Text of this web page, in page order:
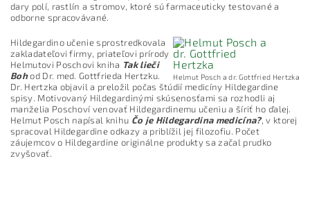
dary polí, rastlín a stromov, ktoré sú farmaceuticky testované a
odborne spracovávané.
Helmut Posch a dr. Gottfried Hertzka
Hildegardino učenie sprostredkovala
zakladateľovi firmy, priateľovi prírody
Helmutovi Poschovi kniha Tak lieči
Bohod Dr. med. Gottfrieda Hertzku.
Dr. Hertzka objavil a preložil počas štúdií medicíny Hildegardine
spisy. Motivovaný Hildegardinými skúsenosťami sa rozhodli aj
manželia Poschoví venovať Hildegardinemu učeniu a šíriť ho ďalej.
Helmut Posch napísal knihu Čo je Hildegardina medicína?, v ktorej
spracoval Hildegardine odkazy a priblížil jej filozofiu. Počet
záujemcov o Hildegardine originálne produkty sa začal prudko
zvyšovať.